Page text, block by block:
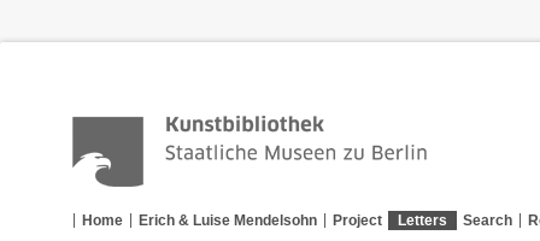
Home Erich & Luise Mendelsohn Project Letters Search